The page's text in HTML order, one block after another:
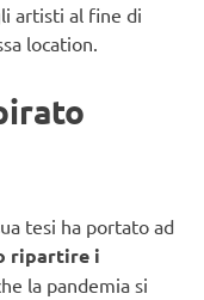
artisti al fine di
location.
tesi ha portato ad
ripartire i
la pandemia si